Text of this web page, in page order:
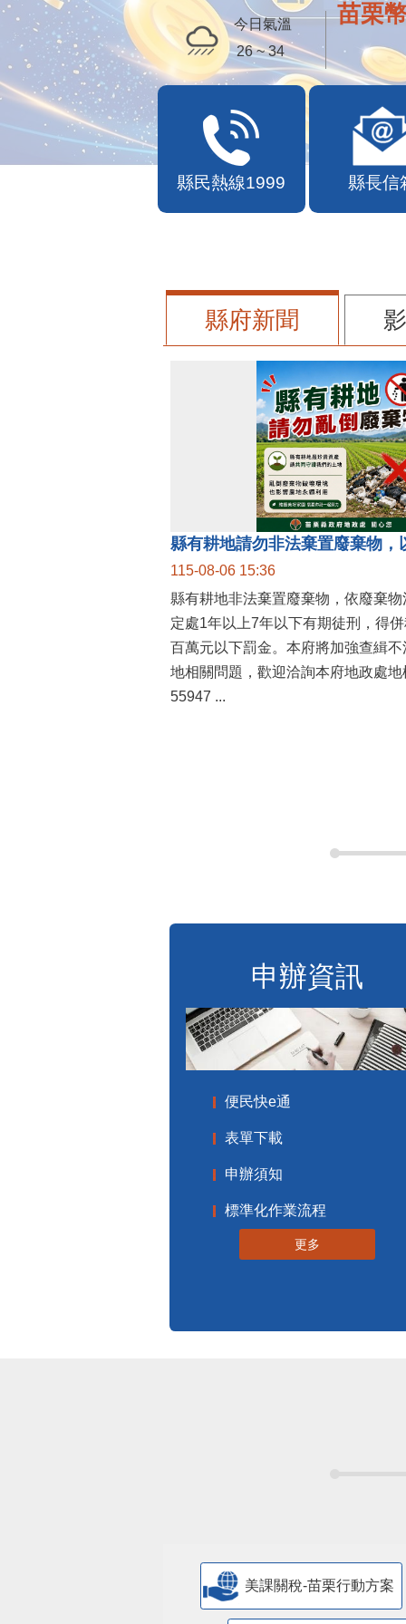
苗栗
今日氣溫
26 ~ 34
縣民熱線1999 縣長信
縣府新聞
縣有耕地請勿非法棄置廢棄物，
115-08-06 15:36
縣有耕地非法棄置廢棄物，依廢棄
定處1年以上7年以下有期徒刑，得
百萬元以下罰金。本府將加強查緝
地相關問題，歡迎洽詢本府地政處
55947 ...
申辦資訊
便民快e通
表單下載
申辦須知
標準化作業流程
更多
美課關稅-苗栗行動方案